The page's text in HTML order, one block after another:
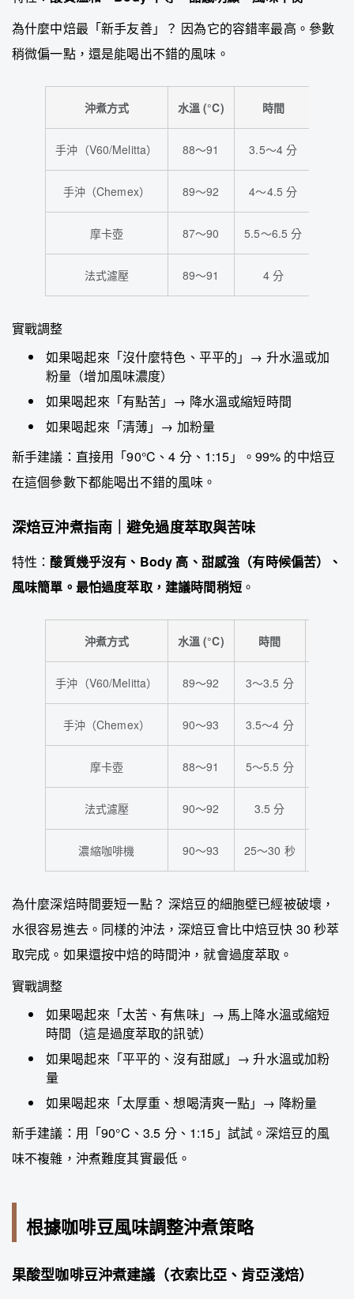
為什麼中焙最「新手友善」？ 因為它的容錯率最高。參數
稍微偏一點，還是能喝出不錯的風味。
沖煮方式 水溫 (°C) 時間
手沖（V60/Melitta） 88～91 3.5～4 分
手沖（Chemex） 89～92 4～4.5 分
摩卡壺 87～90 5.5～6.5 分
法式濾壓 89～91 4 分
實戰調整
如果喝起來「沒什麼特色、平平的」→ 升水溫或加
粉量（增加風味濃度）
如果喝起來「有點苦」→ 降水溫或縮短時間
如果喝起來「清薄」→ 加粉量
新手建議：直接用「90°C、4 分、1:15」。99% 的中焙豆
在這個參數下都能喝出不錯的風味。
深焙豆沖煮指南｜避免過度萃取與苦味
特性：酸質幾乎沒有、Body 高、甜感強（有時候偏苦）、
風味簡單。最怕過度萃取，建議時間稍短。
沖煮方式 水溫 (°C) 時間
手沖（V60/Melitta） 89～92 3～3.5 分
手沖（Chemex） 90～93 3.5～4 分
摩卡壺 88～91 5～5.5 分
法式濾壓 90～92 3.5 分
濃縮咖啡機 90～93 25～30 秒
為什麼深焙時間要短一點？ 深焙豆的細胞壁已經被破壞，
水很容易進去。同樣的沖法，深焙豆會比中焙豆快 30 秒萃
取完成。如果還按中焙的時間沖，就會過度萃取。
實戰調整
如果喝起來「太苦、有焦味」→ 馬上降水溫或縮短
時間（這是過度萃取的訊號）
如果喝起來「平平的、沒有甜感」→ 升水溫或加粉
量
如果喝起來「太厚重、想喝清爽一點」→ 降粉量
新手建議：用「90°C、3.5 分、1:15」試試。深焙豆的風
味不複雜，沖煮難度其實最低。
根據咖啡豆風味調整沖煮策略
果酸型咖啡豆沖煮建議（衣索比亞、肯亞淺焙）